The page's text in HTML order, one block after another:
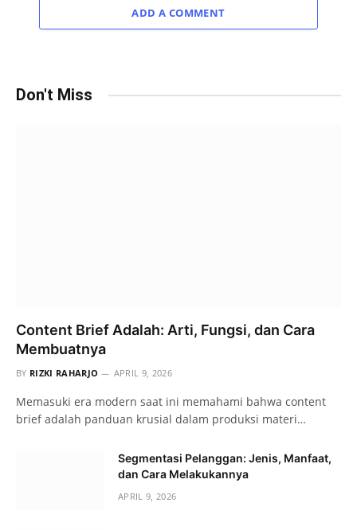
ADD A COMMENT
Don't Miss
Content Brief Adalah: Arti, Fungsi, dan Cara
Membuatnya
BY RIZKI RAHARJO APRIL 9, 2026
Memasuki era modern saat ini memahami bahwa content
brief adalah panduan krusial dalam produksi materi…
Segmentasi Pelanggan: Jenis, Manfaat,
dan Cara Melakukannya
APRIL 9, 2026